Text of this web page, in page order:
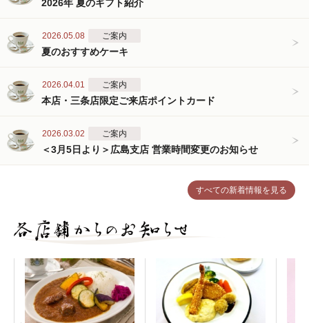
すべての新着情報を見る
2026年 夏のギフト紹介
2026.05.08 ご案内
夏のおすすめケーキ
2026.04.01 ご案内
本店・三条店限定ご来店ポイントカード
2026.03.02 ご案内
＜3月5日より＞広島支店 営業時間変更のお知らせ